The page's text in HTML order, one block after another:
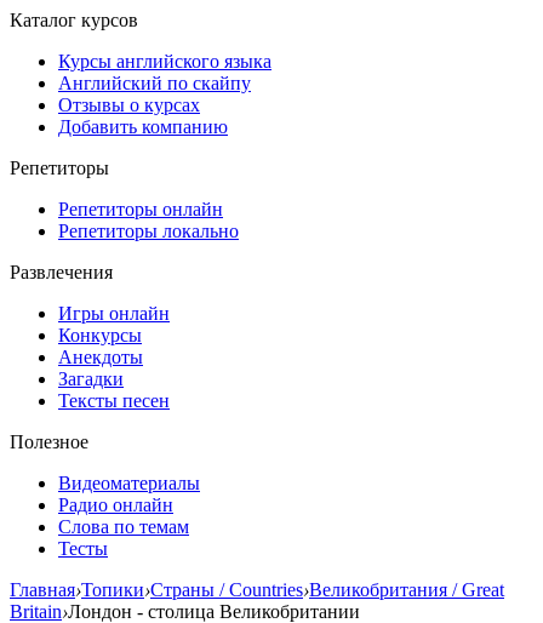
Каталог курсов
Курсы английского языка
Английский по скайпу
Отзывы о курсах
Добавить компанию
Репетиторы
Репетиторы онлайн
Репетиторы локально
Развлечения
Игры онлайн
Конкурсы
Анекдоты
Загадки
Тексты песен
Полезное
Видеоматериалы
Радио онлайн
Слова по темам
Тесты
Главная›Топики›Страны / Countries›Великобритания / Great
Britain›Лондон - столица Великобритании